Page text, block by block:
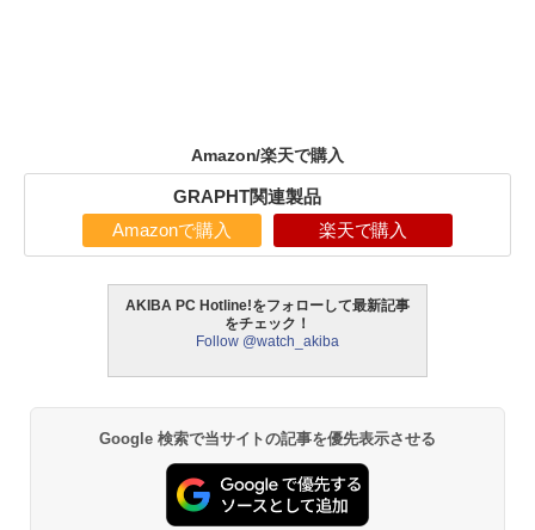
Amazon/楽天で購入
GRAPHT関連製品
Amazonで購入 楽天で購入
AKIBA PC Hotline!をフォローして最新記事
をチェック！
Follow @watch_akiba
Google 検索で当サイトの記事を優先表示させる